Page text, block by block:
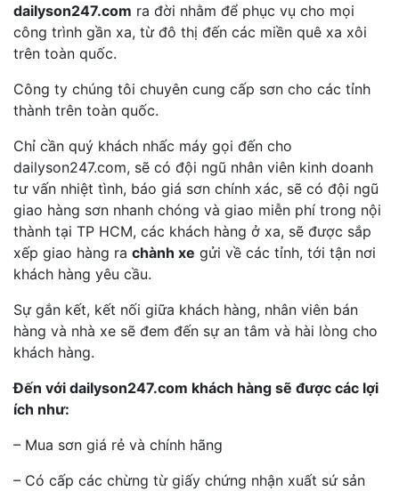
dailyson247.com ra đời nhằm để phục vụ cho mọi
công trình gần xa, từ đô thị đến các miền quê xa xôi
trên toàn quốc.
Công ty chúng tôi chuyên cung cấp sơn cho các tỉnh
thành trên toàn quốc.
Chỉ cần quý khách nhấc máy gọi đến cho
dailyson247.com, sẽ có đội ngũ nhân viên kinh doanh
tư vấn nhiệt tình, báo giá sơn chính xác, sẽ có đội ngũ
giao hàng sơn nhanh chóng và giao miễn phí trong nội
thành tại TP HCM, các khách hàng ở xa, sẽ được sắp
xếp giao hàng ra chành xe gửi về các tỉnh, tới tận nơi
khách hàng yêu cầu.
Sự gắn kết, kết nối giữa khách hàng, nhân viên bán
hàng và nhà xe sẽ đem đến sự an tâm và hài lòng cho
khách hàng.
Đến với dailyson247.com khách hàng sẽ được các lợi
ích như:
– Mua sơn giá rẻ và chính hãng
– Có cấp các chừng từ giấy chứng nhận xuất sứ sản